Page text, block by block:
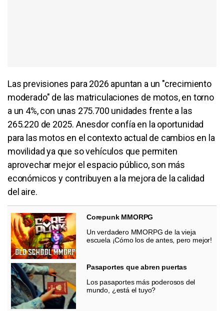
Las previsiones para 2026 apuntan a un "crecimiento
moderado" de las matriculaciones de motos, en torno
a un 4%, con unas 275.700 unidades frente a las
265.220 de 2025. Anesdor confía en la oportunidad
para las motos en el contexto actual de cambios en la
movilidad ya que so vehículos que permiten
aprovechar mejor el espacio público, son más
económicos y contribuyen a la mejora de la calidad
del aire.
Corepunk MMORPG
Un verdadero MMORPG de la vieja
escuela ¡Cómo los de antes, pero mejor!
Pasaportes que abren puertas
Los pasaportes más poderosos del
mundo, ¿está el tuyo?